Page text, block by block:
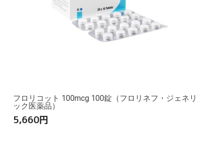
フロリコット 100mcg 100錠（フロリネフ・ジェネリ
ック医薬品）
5,660円